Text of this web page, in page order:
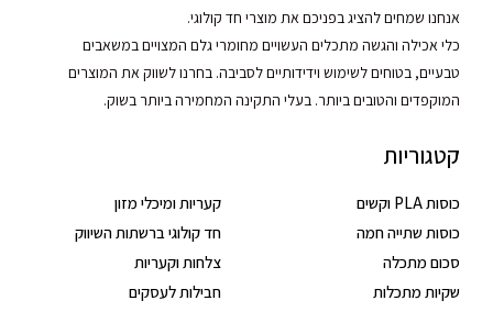
אנחנו שמחים להציג בפניכם את מוצרי חד קולוגי.
כלי אכילה והגשה מתכלים העשויים מחומרי גלם המצויים במשאבים
טבעיים, בטוחים לשימוש וידידותיים לסביבה. בחרנו לשווק את המוצרים
המוקפדים והטובים ביותר. בעלי התקינה המחמירה ביותר בשוק.
קטגוריות
כוסות PLA וקשים
כוסות שתייה חמה
סכום מתכלה
שקיות מתכלות
קעריות ומיכלי מזון
חד קולוגי ברשתות השיווק
צלחות וקעריות
חבילות לעסקים